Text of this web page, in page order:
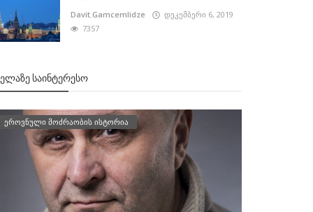
Davit.Gamcemlidze
დეკემბერი 6, 2019
7357
ᲡᲐᲘᲜᲢᲔᲠᲔᲡᲝ
ეროვნული მოძრაობის ისტორია